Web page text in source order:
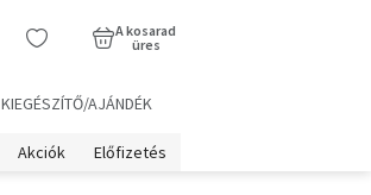
A kosarad
üres
KIEGÉSZÍTŐ/AJÁNDÉK
Akciók Előfizetés